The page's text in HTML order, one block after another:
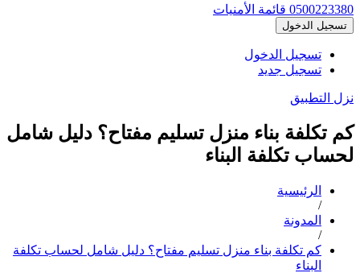
0500223380 قائمة الأمنيات
تسجيل الدخول
تسجيل الدخول
تسجيل جديد
نزل التطبيق
كم تكلفة بناء منزل تسليم مفتاح؟ دليل شامل
لحساب تكلفة البناء
الرئيسية
/
المدونة
/
كم تكلفة بناء منزل تسليم مفتاح؟ دليل شامل لحساب تكلفة
البناء